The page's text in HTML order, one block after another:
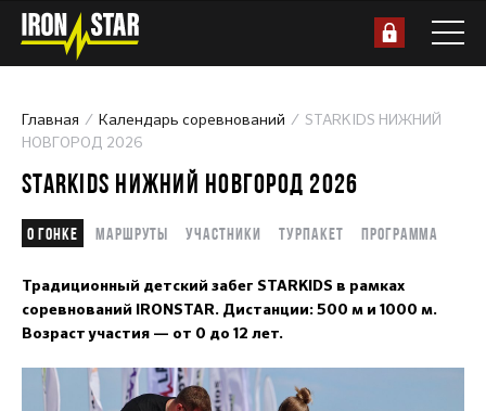
Главная Календарь соревнований
STARKIDS НИЖНИЙ
НОВГОРОД 2026
STARKIDS НИЖНИЙ НОВГОРОД 2026
О гонке Маршруты Участники Турпакет Программа
Традиционный детский забег STARKIDS в рамках
соревнований IRONSTAR. Дистанции: 500 м и 1000 м.
Возраст участия — от 0 до 12 лет.